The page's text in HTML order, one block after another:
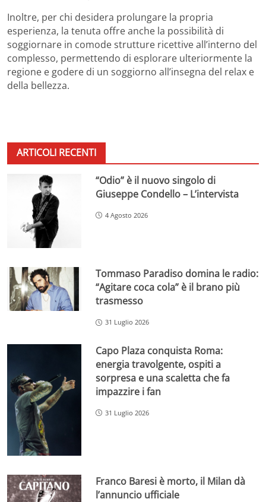
Inoltre, per chi desidera prolungare la propria
esperienza, la tenuta offre anche la possibilità di
soggiornare in comode strutture ricettive all’interno del
complesso, permettendo di esplorare ulteriormente la
regione e godere di un soggiorno all’insegna del relax e
della bellezza.
ARTICOLI RECENTI
“Odio” è il nuovo singolo di
Giuseppe Condello – L’intervista
4 Agosto 2026
Tommaso Paradiso domina le radio:
“Agitare coca cola” è il brano più
trasmesso
31 Luglio 2026
Capo Plaza conquista Roma:
energia travolgente, ospiti a
sorpresa e una scaletta che fa
impazzire i fan
31 Luglio 2026
Franco Baresi è morto, il Milan dà
l’annuncio ufficiale